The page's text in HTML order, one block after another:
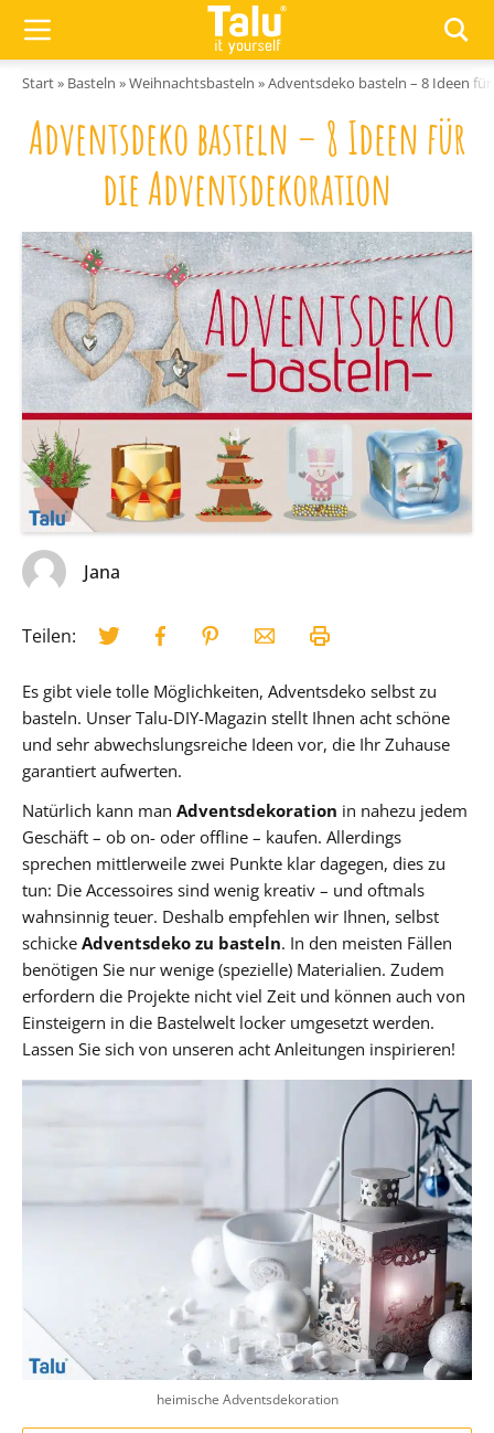
Start» Basteln »Weihnachtsbasteln »Adventsdeko basteln – 8 Ideen
Adventsdeko basteln – 8 Ideen für
die Adventsdekoration
Jana
Teilen:
Es gibt viele tolle Möglichkeiten, Adventsdeko selbst zu
basteln. Unser Talu-DIY-Magazin stellt Ihnen acht schöne
und sehr abwechslungsreiche Ideen vor, die Ihr Zuhause
garantiert aufwerten.
Natürlich kann man Adventsdekoration in nahezu jedem
Geschäft – ob on- oder offline – kaufen. Allerdings
sprechen mittlerweile zwei Punkte klar dagegen, dies zu
tun: Die Accessoires sind wenig kreativ – und oftmals
wahnsinnig teuer. Deshalb empfehlen wir Ihnen, selbst
schicke Adventsdeko zu basteln. In den meisten Fällen
benötigen Sie nur wenige (spezielle) Materialien. Zudem
erfordern die Projekte nicht viel Zeit und können auch von
Einsteigern in die Bastelwelt locker umgesetzt werden.
Lassen Sie sich von unseren acht Anleitungen inspirieren!
heimische Adventsdekoration